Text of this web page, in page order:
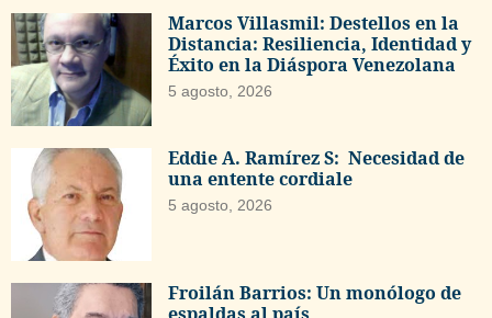
Marcos Villasmil: Destellos en la
Distancia: Resiliencia, Identidad y
Éxito en la Diáspora Venezolana
5 agosto, 2026
Eddie A. Ramírez S: Necesidad de
una entente cordiale
5 agosto, 2026
Froilán Barrios: Un monólogo de